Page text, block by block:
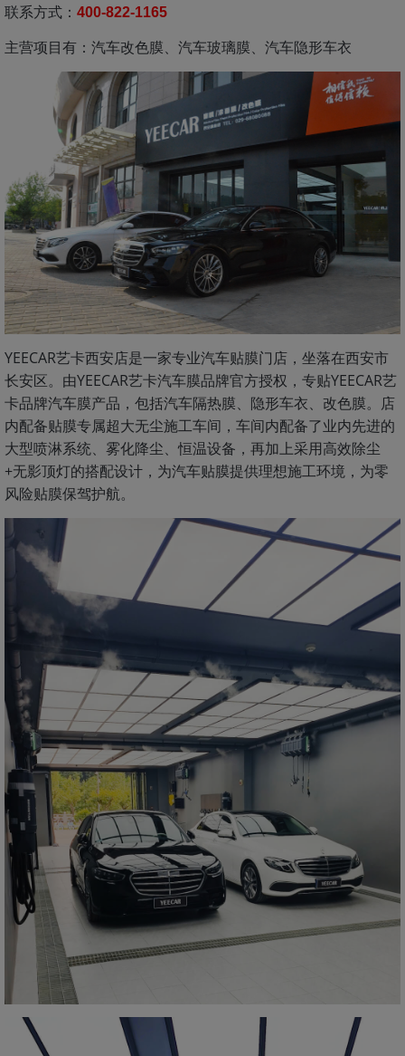
联系方式： 400-822-1165
主营项目有：汽车改色膜、汽车玻璃膜、汽车隐形车衣
YEECAR艺卡西安店是一家专业汽车贴膜门店，坐落在西安市
长安区。由YEECAR艺卡汽车膜品牌官方授权，专贴YEECAR艺
卡品牌汽车膜产品，包括汽车隔热膜、隐形车衣、改色膜。店
内配备贴膜专属超大无尘施工车间，车间内配备了业内先进的
大型喷淋系统、雾化降尘、恒温设备，再加上采用高效除尘
+无影顶灯的搭配设计，为汽车贴膜提供理想施工环境，为零
风险贴膜保驾护航。